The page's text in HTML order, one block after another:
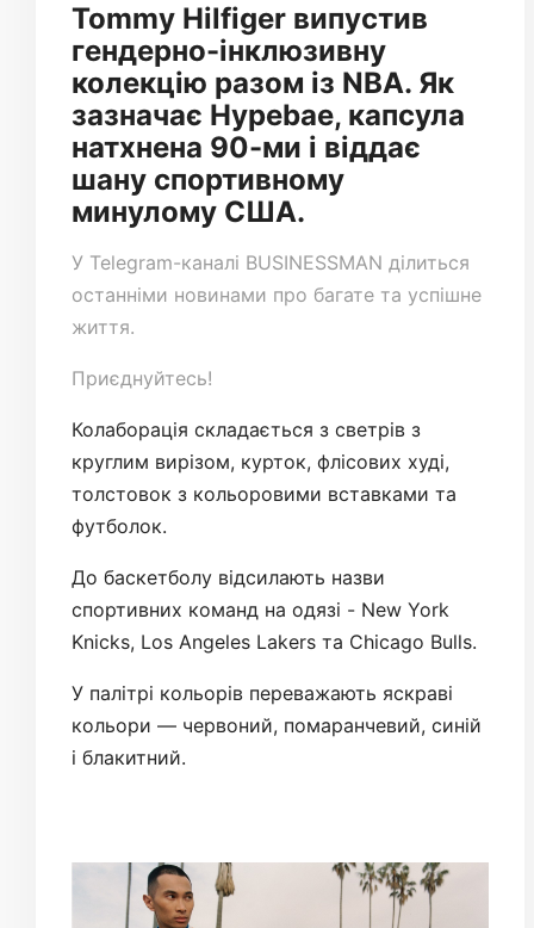
Tommy Hilfiger випустив
гендерно-інклюзивну
колекцію разом із NBA. Як
зазначає Hypebae, капсула
натхнена 90-ми і віддає
шану спортивному
минулому США.
У Telegram-каналі BUSINESSMAN ділиться
останніми новинами про багате та успішне
життя.
Приєднуйтесь!
Колаборація складається з светрів з
круглим вирізом, курток, флісових худі,
толстовок з кольоровими вставками та
футболок.
До баскетболу відсилають назви
спортивних команд на одязі - New York
Knicks, Los Angeles Lakers та Chicago Bulls.
У палітрі кольорів переважають яскраві
кольори — червоний, помаранчевий, синій
і блакитний.